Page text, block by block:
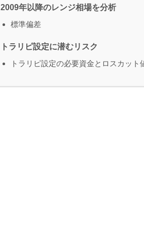
2009年以降のレンジ相場を分析
標準偏差
トラリピ設定に潜むリスク
トラリピ設定の必要資金とロスカット